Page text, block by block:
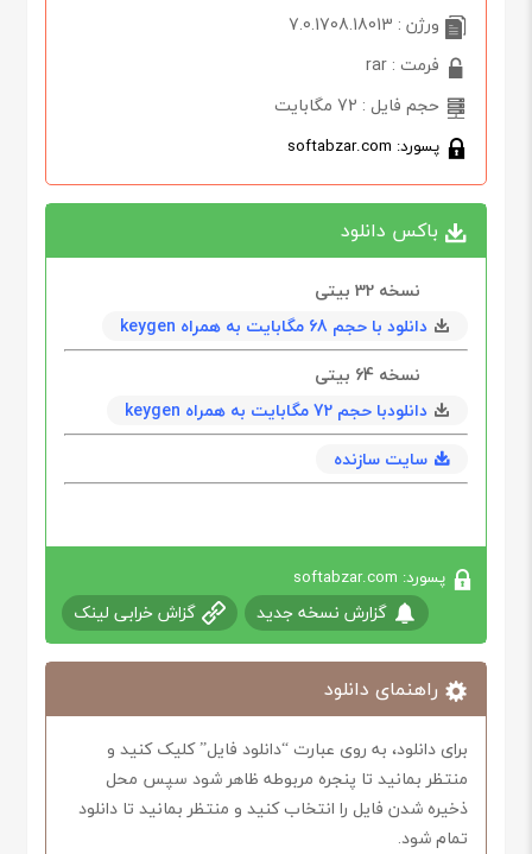
ورژن : 7.0.1708.18013
فرمت : rar
حجم فایل : 72 مگابایت
پسورد: softabzar.com
باکس دانلود
نسخه 32 بیتی
دانلود با حجم 68 مگابايت به همراه keygen
نسخه 64 بیتی
دانلودبا حجم 72 مگابايت به همراه keygen
سایت سازنده
پسورد: softabzar.com
گزارش نسخه جدید گزاش خرابی لینک
راهنمای دانلود
برای دانلود، به روی عبارت “دانلود فایل” کلیک کنید و
منتظر بمانید تا پنجره مربوطه ظاهر شود سپس محل
ذخیره شدن فایل را انتخاب کنید و منتظر بمانید تا دانلود
تمام شود.